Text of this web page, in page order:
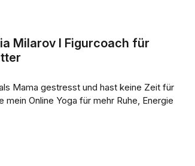
Milarov I Figurcoach für
Mama gestresst und hast keine Zeit für
mein Online Yoga für mehr Ruhe, Energie